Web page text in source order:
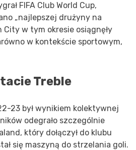
FIFA Club World Cup,
„najlepszej drużyny na
City w tym okresie osiągnęły
w kontekście sportowym,
Treble
23 był wynikiem kolektywnej
odegrało szczególnie
który dołączył do klubu
się maszyną do strzelania goli.